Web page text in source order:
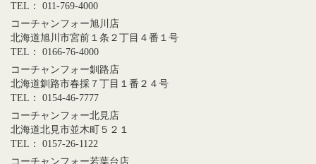
TEL： 011-769-4000
コーチャンフォー旭川店
北海道旭川市宮前１条２丁目４番１号
TEL： 0166-76-4000
コーチャンフォー釧路店
北海道釧路市春採７丁目１番２４号
TEL： 0154-46-7777
コーチャンフォー北見店
北海道北見市並木町５２１
TEL： 0157-26-1122
コーチャンフォー若葉台店